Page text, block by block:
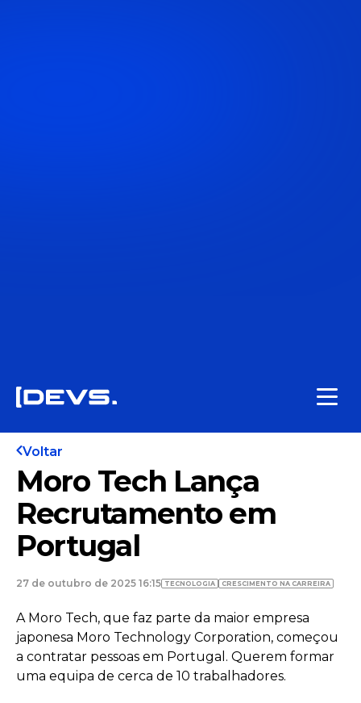
Voltar
Moro Tech Lança
Recrutamento em
Portugal
27 de outubro de 2025 16:15 TECNOLOGIA CRESCIMENTO NA CARREIRA
A Moro Tech, que faz parte da maior empresa
japonesa Moro Technology Corporation, começou
a contratar pessoas em Portugal. Querem formar
uma equipa de cerca de 10 trabalhadores.